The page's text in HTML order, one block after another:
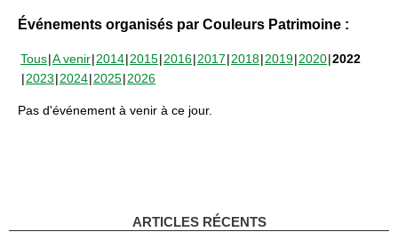
Événements organisés par Couleurs Patrimoine :
Tous A venir 2014 2015 2016 2017 2018 2019 2020 2022
2023 2024 2025 2026
Pas d'événement à venir à ce jour.
ARTICLES RÉCENTS